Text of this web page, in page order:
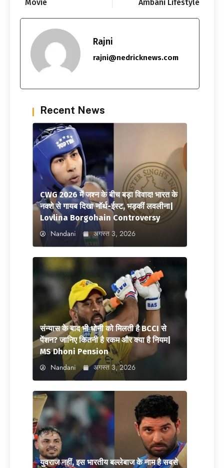
Movie Ambani Lifestyle
Rajni
rajni@nedricknews.com
Recent News
CWG 2026 में जश्न के बीच बड़ा विवाद! भारत के
नक्शे से गायब दिखा नॉर्थ-ईस्ट, भड़कीं लवलीना|
Lovlina Borgohain Controversy
Nandani अगस्त 3, 2026
संन्यास के बाद भी धोनी को मिलती है BCCI से
पेंशन? जानिए कितनी है रकम और क्या है नियम|
MS Dhoni Pension
Nandani अगस्त 3, 2026
युवराज नहीं, इस भारतीय बल्लेबाज के नाम है सबसे